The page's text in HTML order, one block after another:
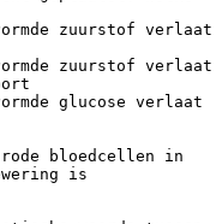
zuurstof verlaat
zuurstof verlaat
glucose verlaat
bloedcellen in
is